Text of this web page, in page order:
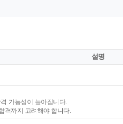
설명
가능성이 높아집니다.
격까지 고려해야 합니다.